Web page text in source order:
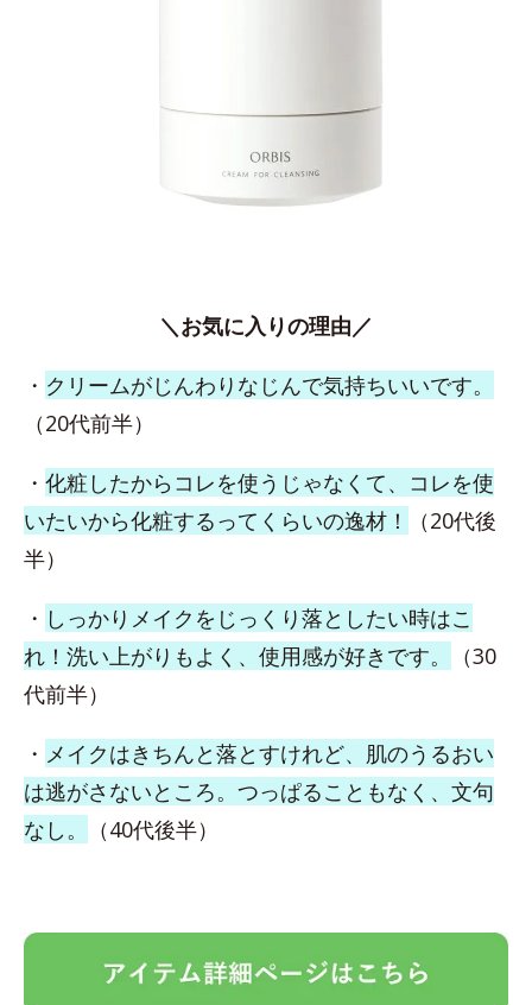
＼お気に入りの理由／
・ クリームがじんわりなじんで気持ちいいです。
（20代前半）
・ 化粧したからコレを使うじゃなくて、コレを使
いたいから化粧するってくらいの逸材！
（20代後
半）
・ しっかりメイクをじっくり落としたい時はこ
れ！洗い上がりもよく、使用感が好きです。
（30
代前半）
・ メイクはきちんと落とすけれど、肌のうるおい
は逃がさないところ。つっぱることもなく、文句
なし。
（40代後半）